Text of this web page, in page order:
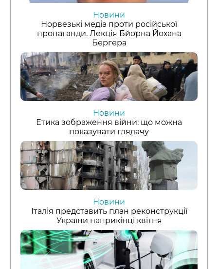
Новини
Норвезькі медіа проти російської
пропаганди. Лекція Бйорна Йохана
Бергера
Новини
Етика зображення війни: що можна
показувати глядачу
Новини
Італія представить план реконструкції
України наприкінці квітня